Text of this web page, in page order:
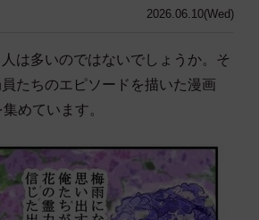
2026.06.10(Wed)
は多いのではないでしょうか。そ
たちのエピソードを描いた漫画
めています。